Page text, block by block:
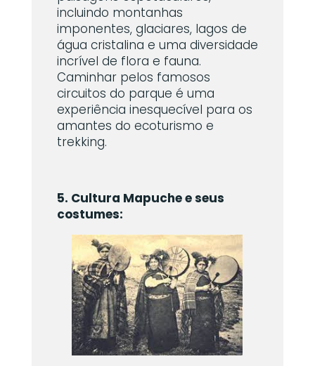
incluindo montanhas
imponentes, glaciares, lagos de
água cristalina e uma diversidade
incrível de flora e fauna.
Caminhar pelos famosos
circuitos do parque é uma
experiência inesquecível para os
amantes do ecoturismo e
trekking.
5. Cultura Mapuche e seus
costumes: